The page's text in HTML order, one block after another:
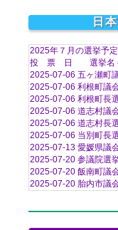
日
2025年７月の選挙予
投 票 日 選挙名
2025-07-06 五ヶ瀬町
2025-07-06 利根町議
2025-07-06 利根町長
2025-07-06 道志村議
2025-07-06 道志村長
2025-07-06 当別町長
2025-07-13 愛媛県議
2025-07-20 参議院選
2025-07-20 飯南町議
2025-07-20 胎内市議